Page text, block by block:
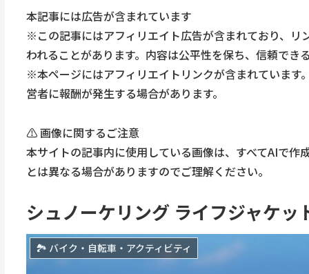
本記事には広告が含まれています
※この記事にはアフィリエイト広告が含まれており、
われることがあります。内容は公平性を保ち、信頼でき
※本ページにはアフィリエイトリンクが含まれています
営者に報酬が発生する場合があります。
⚠️ 画像に関するご注意
本サイトの記事内に使用している画像は、すべてAIで
とは異なる場合がありますのでご理解ください。
シュノーケリング ライフジャケ
🏞 バイク・自転車・アクティビティ